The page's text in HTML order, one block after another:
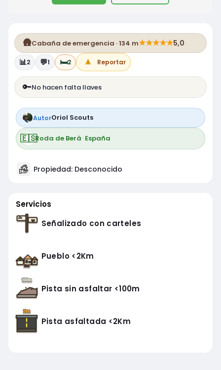
🛖Cabaña de emergencia · 134 m★★★★★5,0
📊2 💬1 🛏️2 Reportar
🔑No hacen falta llaves
AutorOriol Scouts
🇪🇸Roda de Berà ·España
Propiedad: Desconocido
Servicios
Señalizado con carteles
Pueblo <2Km
Pista sin asfaltar <100m
Pista asfaltada <2Km